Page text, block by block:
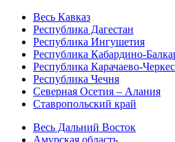
Весь Кавказ
Республика Дагестан
Республика Ингушетия
Республика Кабардино-
Республика Карачаево-
Республика Чечня
Северная Осетия – Алания
Ставропольский край
Весь Дальний Восток
Амурская область